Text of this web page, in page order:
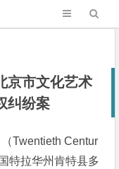
京市文化艺术
纠纷案
Twentieth Centur
特拉华州肯特县多